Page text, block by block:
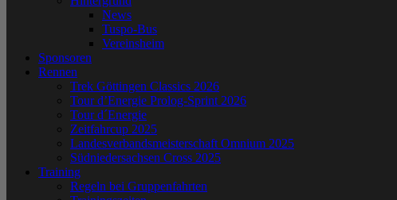
News
Tuspo-Bus
Vereinsheim
Sponsoren
Rennen
Trek Göttingen Classics 2026
Tour d’Energie Prolog-Sprint 2026
Tour d´Energie
Zeitfahrcup 2025
Landesverbandsmeisterschaft Omnium 2025
Südniedersachsen Cross 2025
Training
Regeln bei Gruppenfahrten